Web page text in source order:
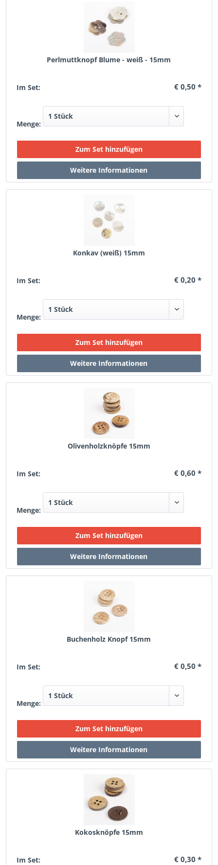
Perlmuttknopf Blume - weiß - 15mm
Im Set: € 0,50 *
Menge:
Konkav (weiß) 15mm
Im Set: € 0,20 *
Menge:
Olivenholzknöpfe 15mm
Im Set: € 0,60 *
Menge:
Buchenholz Knopf 15mm
Im Set: € 0,50 *
Menge:
Kokosknöpfe 15mm
Im Set: € 0,30 *